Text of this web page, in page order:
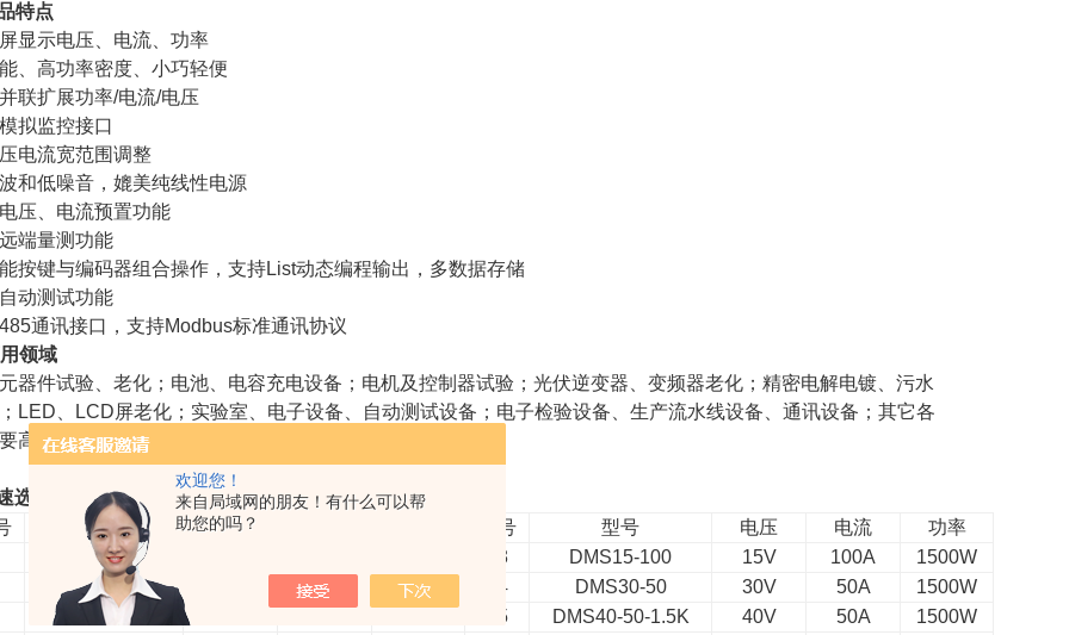
欢迎您！
来自局域网的朋友！有什么可以帮
助您的吗？
特点
显示电压、电流、功率
、高功率密度、小巧轻便
联扩展功率/电流/电压
拟监控接口
电流宽范围调整
和低噪音，媲美纯线性电源
压、电流预置功能
端量测功能
按键与编码器组合操作，支持List动态编程输出，多数据存储
动测试功能
通讯接口，支持Modbus标准通讯协议
领域
器件试验、老化；电池、电容充电设备；电机及控制器试验；光伏逆变器、变频器老化；精密电解电镀、污水
LED、LCD屏老化；实验室、电子设备、自动测试设备；电子检验设备、生产流水线设备、通讯设备；其它各
高精度直流电源输出的场所
选型表
型号 电压 序号 型号 电压 电流
功率
DMS15-50 13 DMS15-100 15V 100A
1500W
DMS30-25 25A 750W 14 DMS30-50 30V 50A
1500W
DMS60-15 15 DMS40-50-1.5K 40V 50A
1500W